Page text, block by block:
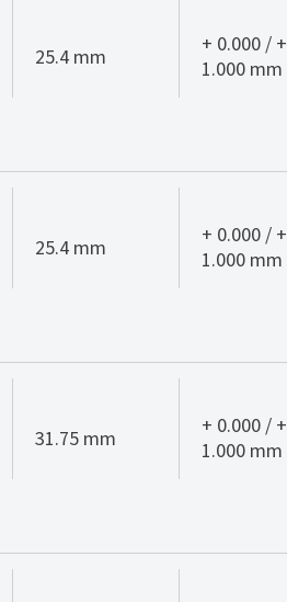
25.4 mm
+ 0.000 / +
1.000 mm
25.4 mm
+ 0.000 / +
1.000 mm
31.75 mm
+ 0.000 / +
1.000 mm